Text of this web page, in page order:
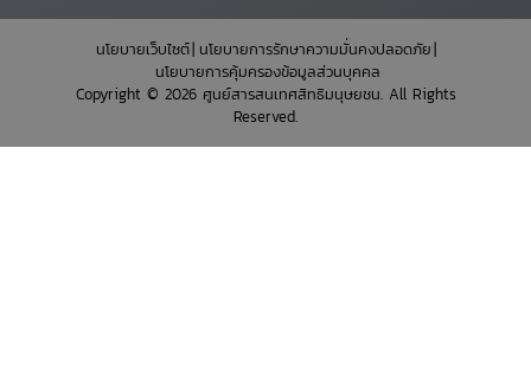
นโยบายเว็บไซต์ นโยบายการรักษาความมั่นคงปลอดภัย
นโยบายการคุ้มครองข้อมูลส่วนบุคคล
Copyright © 2026 ศูนย์สารสนเทศสิทธิมนุษยชน. All Rights
Reserved.